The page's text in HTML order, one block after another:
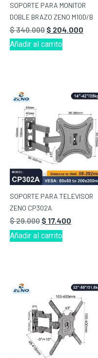
SOPORTE PARA MONITOR
DOBLE BRAZO ZENO M10D/B
$340.000 $ 204.000
Añadir al carrito
SOPORTE PARA TELEVISOR
ZENO CP302A
$29.000 $ 17.400
Añadir al carrito